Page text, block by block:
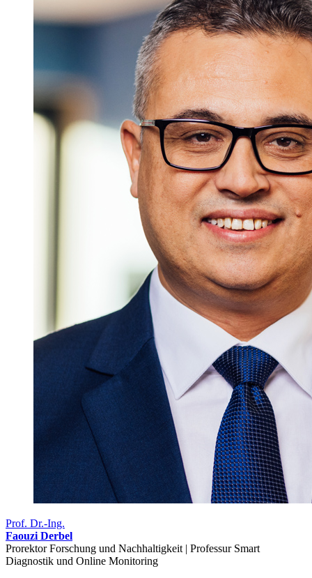
Prof. Dr.-Ing.
Faouzi Derbel
Prorektor Forschung und Nachhaltigkeit | Professur Smart
Diagnostik und Online Monitoring